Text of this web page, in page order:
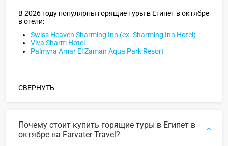
В 2026 году популярны горящие туры в Египет в октябре
в отели:
Swiss Heaven Sharming Inn (ex. Sharming Inn Hotel)
Viva Sharm Hotel
Palmyra Amar El Zaman Aqua Park Resort
СВЕРНУТЬ
Почему стоит купить горящие туры в Египет в
октябре на Farvater Travel?